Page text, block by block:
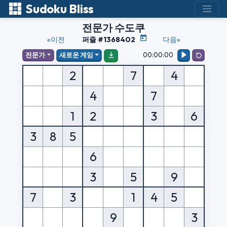
Sudoku Bliss
전문가 수도쿠
«이전 퍼즐 #1368402 다음»
전문가 새로운 게임 00:00:00
2 7
4
4
7
1
2 3
6
3
8
5
6
3
5
9
7
3 1 4
5
9
3